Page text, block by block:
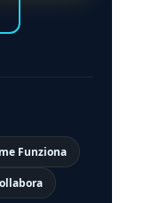
Funziona